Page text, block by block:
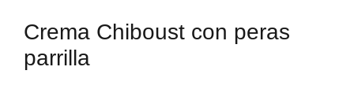
Crema Chiboust con peras
parrilla